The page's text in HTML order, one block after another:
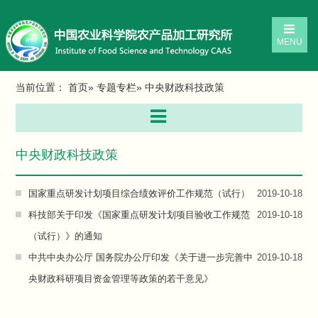
MENU
当前位置：首页»专题专栏» 中央财政科技政策
中央财政科技政策
2019-10-18
国家重点研发计划项目综合绩效评价工作规范（试行）
2019-10-18
科技部关于印发《国家重点研发计划项目验收工作规范
（试行）》的通知
2019-10-18
中共中央办公厅 国务院办公厅印发《关于进一步完善中
央财政科研项目资金管理等政策的若干意见》